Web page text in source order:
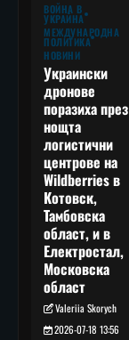
ВОЙНА В
УКРАЙНА
МЕЖДУНАРОДНА
ПОЛИТИКА
НОВИНИ
Украински
дронове
поразиха през
нощта
логистични
центрове на
Wildberries в
Котовск,
Тамбовска
област, и в
Електростал,
Московска
област
Valeriia Skorych
2026-07-18 13:56